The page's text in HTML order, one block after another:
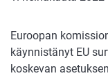
Euroopan
käynnistänyt EU
koskevan